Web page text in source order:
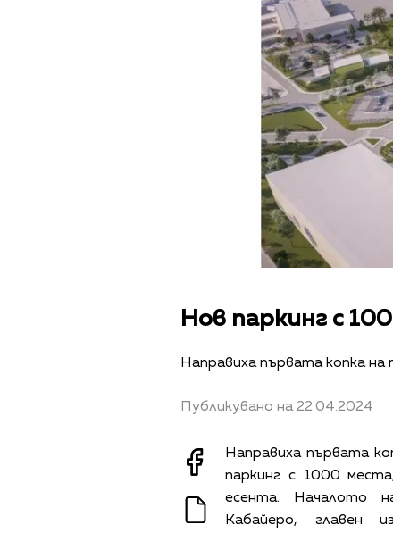
Нов паркинг с
Направиха първата копка на
Публикувано на 22.04.2024
Направиха първата
паркинг с 1000
есента. Началото
Кабайеро, главен